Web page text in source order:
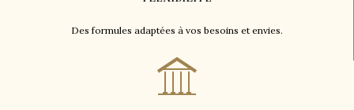
Des formules adaptées à vos besoins et envies.